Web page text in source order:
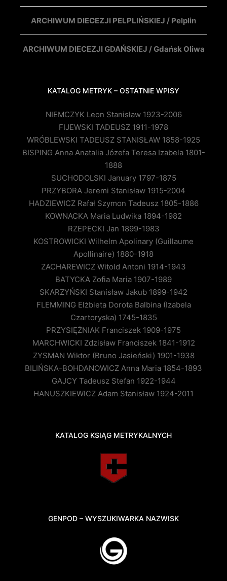
ARCHIWUM DIECEZJI PELPLIŃSKIEJ / Pelplin
ARCHIWUM DIECEZJI GDAŃSKIEJ / Gdańsk Oliwa
KATALOG METRYK – OSTATNIE WPISY
NIEMCZYK Leon Stanisław 1923-2006
FIJEWSKI TADEUSZ 1911-1978
WRÓBLEWSKI TADEUSZ STANISŁAW 1858-1925
BISPING Anna Anatalia Józefa Teresa Izabela 1801-
1888
SUCHODOLSKI January 1797-1875
PRZYBORA Jeremi Stanisław 1915-2004
HADZIEWICZ Rafał Szymon Tadeusz 1805-1886
KOWNACKA Maria Ludwika 1894-1982
RZEPECKI Jan 1899-1983
KOSTROWICKI Wilhelm Apolinary (Guillaume
Apollinaire) 1880-1918
ZACHAREWICZ Witold Antoni 1914-1943
BATYCKA Zofia Maria 1907-1989
SKARZYŃSKI Stanisław Jakub 1899-1942
FLEMMING Elżbieta Dorota Balbina (Izabela
Czartoryska) 1745-1835
PRZYSIĘŻNIAK Franciszek 1909-1975
MARCHWICKI Zdzisław Franciszek 1841-1912
ZYSMAN Wiktor (Bruno Jasieński) 1901-1938
BILIŃSKA-BOHDANOWICZ Anna Maria 1854-1893
GAJCY Tadeusz Stefan 1922-1944
HANUSZKIEWICZ Adam Stanisław 1924-2011
KATALOG KSIĄG METRYKALNYCH
GENPOD – WYSZUKIWARKA NAZWISK